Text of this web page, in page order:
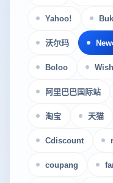
Yahoo!
沃尔玛
Boloo Wish
阿里巴巴国际站
淘宝 天猫
Cdiscount
coupang